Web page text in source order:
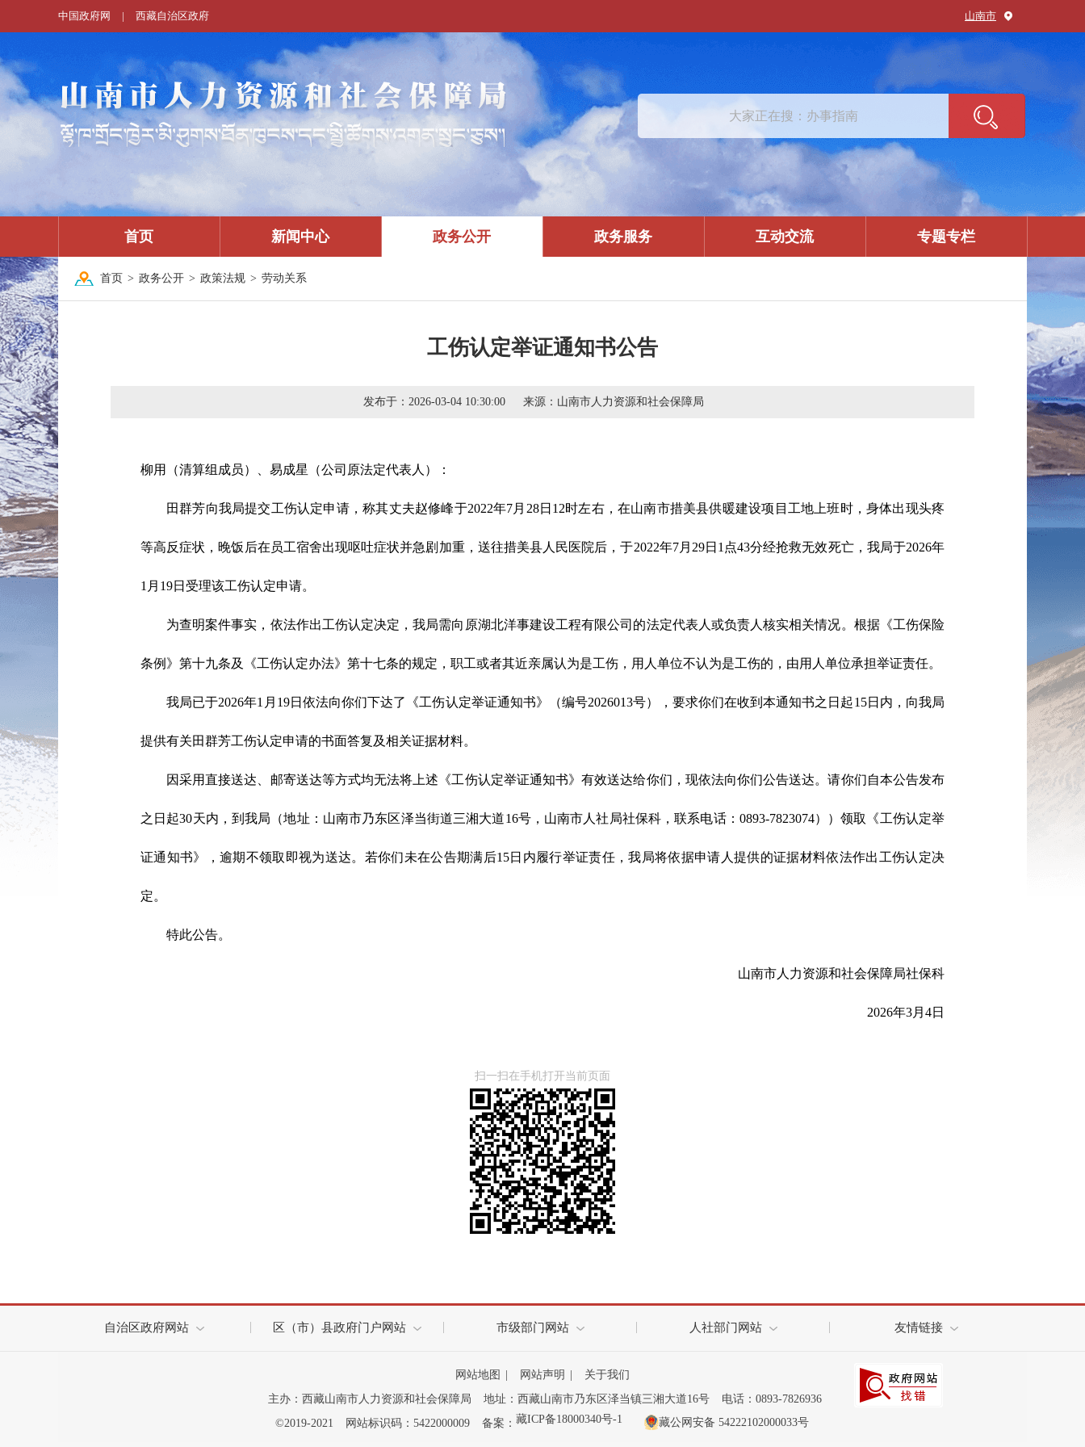
中国政府网 | 西藏自治区政府 山南市
首页 新闻中心 政务公开 政务服务 互动交流 专题专栏
首页 > 政务公开 > 政策法规 > 劳动关系
工伤认定举证通知书公告
发布于： 2026-03-04 10:30:00 来源： 山南市人力资源和社会保障局
柳用（清算组成员）、易成星（公司原法定代表人）：
田群芳向我局提交工伤认定申请，称其丈夫赵修峰于2022年7月28日12时左右，在山南市措美县供暖建设项目工地上班时，身体出现头疼
等高反症状，晚饭后在员工宿舍出现呕吐症状并急剧加重，送往措美县人民医院后，于2022年7月29日1点43分经抢救无效死亡，我局于2026年
1月19日受理该工伤认定申请。
为查明案件事实，依法作出工伤认定决定，我局需向原湖北洋事建设工程有限公司的法定代表人或负责人核实相关情况。根据《工伤保险
条例》第十九条及《工伤认定办法》第十七条的规定，职工或者其近亲属认为是工伤，用人单位不认为是工伤的，由用人单位承担举证责任。
我局已于2026年1月19日依法向你们下达了《工伤认定举证通知书》（编号2026013号），要求你们在收到本通知书之日起15日内，向我局
提供有关田群芳工伤认定申请的书面答复及相关证据材料。
因采用直接送达、邮寄送达等方式均无法将上述《工伤认定举证通知书》有效送达给你们，现依法向你们公告送达。请你们自本公告发布
之日起30天内，到我局（地址：山南市乃东区泽当街道三湘大道16号，山南市人社局社保科，联系电话：0893-7823074））领取《工伤认定举
证通知书》，逾期不领取即视为送达。若你们未在公告期满后15日内履行举证责任，我局将依据申请人提供的证据材料依法作出工伤认定决
定。
特此公告。
山南市人力资源和社会保障局社保科
2026年3月4日
扫一扫在手机打开当前页面
自治区政府网站 区（市）县政府门户网站 市级部门网站 人社部门网站 友情链接
网站地图 网站声明
关于我们
主办：西藏山南市人力资源和社会保障局
地址：西藏山南市乃东区泽当镇三湘大道16号
电话：0893-7826936
©2019-2021
网站标识码：5422000009 备案： 藏ICP备18000340号-1 藏公网安备 54222102000033号